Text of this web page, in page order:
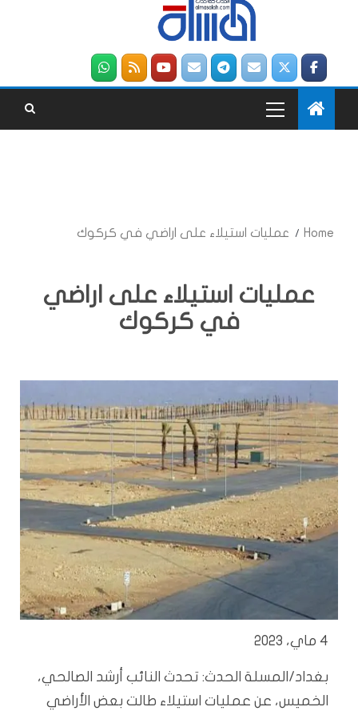
Home عمليات استيلاء على اراضي في كركوك
عمليات استيلاء على اراضي
في كركوك
4 ماي، 2023
بغداد/المسلة الحدث: تحدث النائب أرشد الصالحي،
الخميس، عن عمليات استيلاء طالت بعض الأراضي